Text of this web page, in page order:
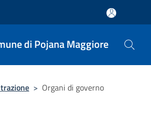
di Pojana Maggiore
> Organi di governo